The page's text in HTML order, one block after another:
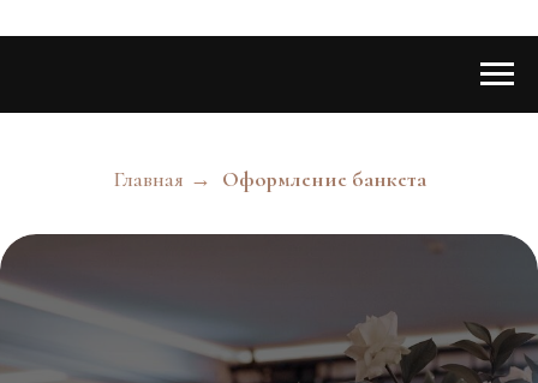
Главная → Оформление банкета